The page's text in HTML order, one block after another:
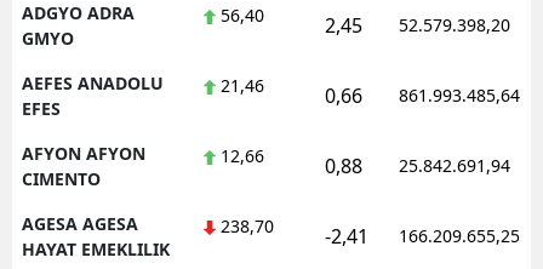
ADGYO ADRA
GMYO
56,40 2,45 52.579.398,20
AEFES ANADOLU
EFES
21,46 0,66 861.993.485,64
AFYON AFYON
CIMENTO
12,66 0,88 25.842.691,94
AGESA AGESA
HAYAT EMEKLILIK
238,70 -2,41 166.209.655,25